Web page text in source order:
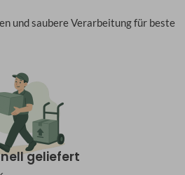
und saubere Verarbeitung für beste
geliefert